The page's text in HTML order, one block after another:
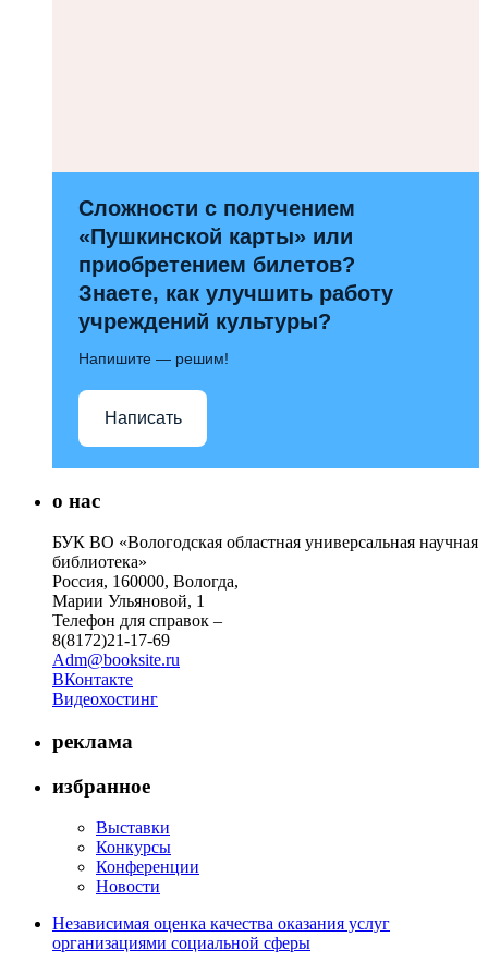
Сложности с получением
«Пушкинской карты» или
приобретением билетов?
Знаете, как улучшить работу
учреждений культуры?
Напишите — решим!
Написать
о нас
БУК ВО «Вологодская областная универсальная научная
библиотека»
Россия, 160000, Вологда,
Марии Ульяновой, 1
Телефон для справок –
8(8172)21-17-69
Adm@booksite.ru
ВКонтакте
Видеохостинг
реклама
избранное
Выставки
Конкурсы
Конференции
Новости
Независимая оценка качества оказания услуг
организациями социальной сферы